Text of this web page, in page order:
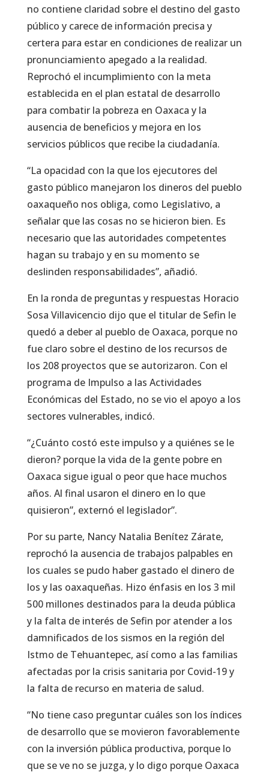
no contiene claridad sobre el destino del gasto
público y carece de información precisa y
certera para estar en condiciones de realizar un
pronunciamiento apegado a la realidad.
Reprochó el incumplimiento con la meta
establecida en el plan estatal de desarrollo
para combatir la pobreza en Oaxaca y la
ausencia de beneficios y mejora en los
servicios públicos que recibe la ciudadanía.
“La opacidad con la que los ejecutores del
gasto público manejaron los dineros del pueblo
oaxaqueño nos obliga, como Legislativo, a
señalar que las cosas no se hicieron bien. Es
necesario que las autoridades competentes
hagan su trabajo y en su momento se
deslinden responsabilidades”, añadió.
En la ronda de preguntas y respuestas Horacio
Sosa Villavicencio dijo que el titular de Sefin le
quedó a deber al pueblo de Oaxaca, porque no
fue claro sobre el destino de los recursos de
los 208 proyectos que se autorizaron. Con el
programa de Impulso a las Actividades
Económicas del Estado, no se vio el apoyo a los
sectores vulnerables, indicó.
“¿Cuánto costó este impulso y a quiénes se le
dieron? porque la vida de la gente pobre en
Oaxaca sigue igual o peor que hace muchos
años. Al final usaron el dinero en lo que
quisieron”, externó el legislador”.
Por su parte, Nancy Natalia Benítez Zárate,
reprochó la ausencia de trabajos palpables en
los cuales se pudo haber gastado el dinero de
los y las oaxaqueñas. Hizo énfasis en los 3 mil
500 millones destinados para la deuda pública
y la falta de interés de Sefin por atender a los
damnificados de los sismos en la región del
Istmo de Tehuantepec, así como a las familias
afectadas por la crisis sanitaria por Covid-19 y
la falta de recurso en materia de salud.
“No tiene caso preguntar cuáles son los índices
de desarrollo que se movieron favorablemente
con la inversión pública productiva, porque lo
que se ve no se juzga, y lo digo porque Oaxaca